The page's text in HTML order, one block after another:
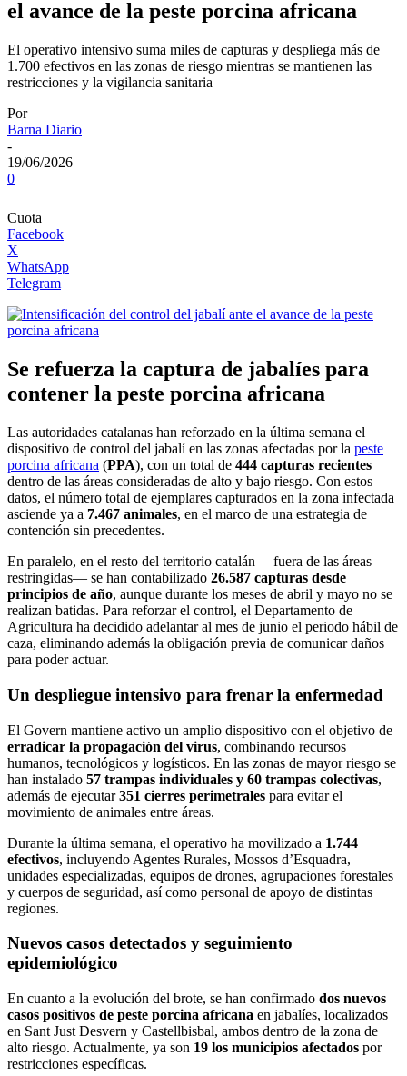
el avance de la peste porcina africana
El operativo intensivo suma miles de capturas y despliega más de
1.700 efectivos en las zonas de riesgo mientras se mantienen las
restricciones y la vigilancia sanitaria
Por
Barna Diario
-
19/06/2026
0
Cuota
Facebook
X
WhatsApp
Telegram
Se refuerza la captura de jabalíes para
contener la peste porcina africana
Las autoridades catalanas han reforzado en la última semana el
dispositivo de control del jabalí en las zonas afectadas por la peste
porcina africana (PPA), con un total de 444 capturas recientes
dentro de las áreas consideradas de alto y bajo riesgo. Con estos
datos, el número total de ejemplares capturados en la zona infectada
asciende ya a 7.467 animales, en el marco de una estrategia de
contención sin precedentes.
En paralelo, en el resto del territorio catalán —fuera de las áreas
restringidas— se han contabilizado 26.587 capturas desde
principios de año, aunque durante los meses de abril y mayo no se
realizan batidas. Para reforzar el control, el Departamento de
Agricultura ha decidido adelantar al mes de junio el periodo hábil de
caza, eliminando además la obligación previa de comunicar daños
para poder actuar.
Un despliegue intensivo para frenar la enfermedad
El Govern mantiene activo un amplio dispositivo con el objetivo de
erradicar la propagación del virus, combinando recursos
humanos, tecnológicos y logísticos. En las zonas de mayor riesgo se
han instalado 57 trampas individuales y 60 trampas colectivas,
además de ejecutar351 cierres perimetrales para evitar el
movimiento de animales entre áreas.
Durante la última semana, el operativo ha movilizado a 1.744
efectivos, incluyendo Agentes Rurales, Mossos d’Esquadra,
unidades especializadas, equipos de drones, agrupaciones forestales
y cuerpos de seguridad, así como personal de apoyo de distintas
regiones.
Nuevos casos detectados y seguimiento
epidemiológico
En cuanto a la evolución del brote, se han confirmado dos nuevos
casos positivos de peste porcina africana en jabalíes, localizados
en Sant Just Desvern y Castellbisbal, ambos dentro de la zona de
alto riesgo. Actualmente, ya son 19 los municipios afectados por
restricciones específicas.